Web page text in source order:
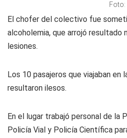
El chofer del colectivo fue
alcoholemia, que arrojó resultado
lesiones.
Los 10 pasajeros que viajaban en
resultaron ilesos.
En el lugar trabajó personal de la
Policía Vial y Policía Científica